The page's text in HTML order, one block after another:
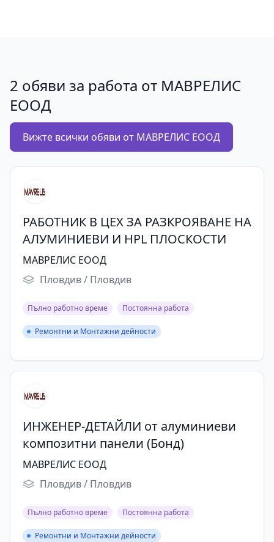
2 обяви за работа от МАВРЕЛИС
ЕООД
Вижте всички обяви от МАВРЕЛИС ЕООД
РАБОТНИК В ЦЕХ ЗА РАЗКРОЯВАНЕ НА
АЛУМИНИЕВИ И HPL ПЛОСКОСТИ
МАВРЕЛИС ЕООД
Пловдив / Пловдив
Пълно работно време Постоянна работа
Ремонтни и Монтажни дейности
Ремонтни и Монтажни дейности
ИНЖЕНЕР-ДЕТАЙЛИ от алуминиеви
компoзитни панели (Бонд)
МАВРЕЛИС ЕООД
Пловдив / Пловдив
Пълно работно време Постоянна работа
Ремонтни и Монтажни дейности
Ремонтни и Монтажни дейности